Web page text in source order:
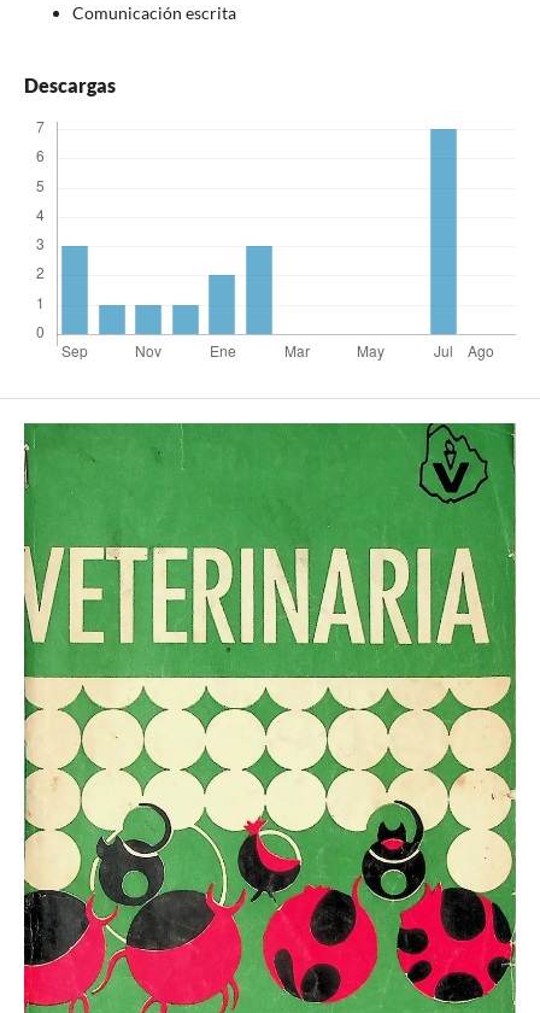
Comunicación escrita
Descargas